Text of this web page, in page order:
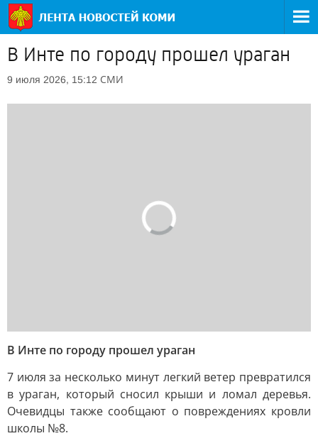
В Инте по городу прошел ураган
9 июля 2026, 15:12 СМИ
В Инте по городу прошел ураган
7 июля за несколько минут легкий ветер превратился
в ураган, который сносил крыши и ломал деревья.
Очевидцы также сообщают о повреждениях кровли
школы №8.